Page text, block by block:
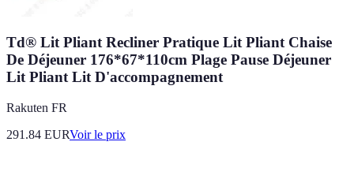
Td® Lit Pliant Recliner Pratique Lit Pliant Chaise
De Déjeuner 176*67*110cm Plage Pause Déjeuner
Lit Pliant Lit D'accompagnement
Rakuten FR
291.84 EURVoir le prix